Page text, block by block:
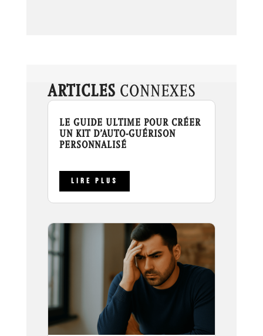
ARTICLES CONNEXES
LE GUIDE ULTIME POUR CRÉER
UN KIT D’AUTO-GUÉRISON
PERSONNALISÉ
LIRE PLUS